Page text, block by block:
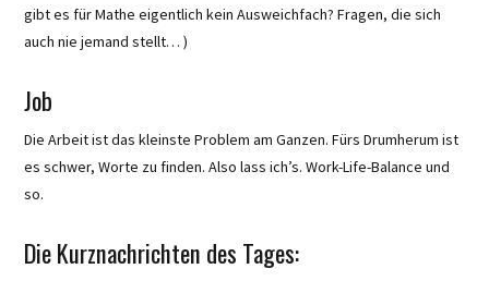
gibt es für Mathe eigentlich kein Ausweichfach? Fragen, die sich
auch nie jemand stellt… )
Job
Die Arbeit ist das kleinste Problem am Ganzen. Fürs Drumherum ist
es schwer, Worte zu finden. Also lass ich’s. Work-Life-Balance und
so.
Die Kurznachrichten des Tages: